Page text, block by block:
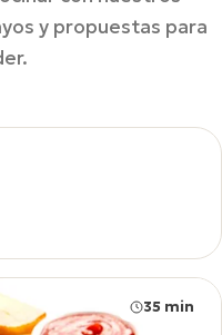
y propuestas para
35 min